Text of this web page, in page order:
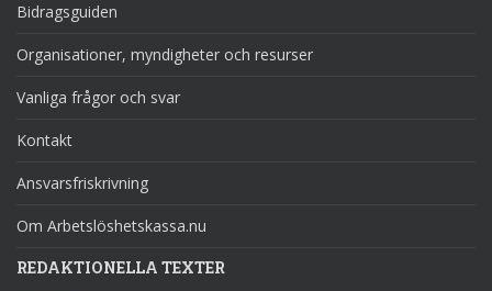
Bidragsguiden
Organisationer, myndigheter och resurser
Vanliga frågor och svar
Kontakt
Ansvarsfriskrivning
Om Arbetslöshetskassa.nu
REDAKTIONELLA TEXTER